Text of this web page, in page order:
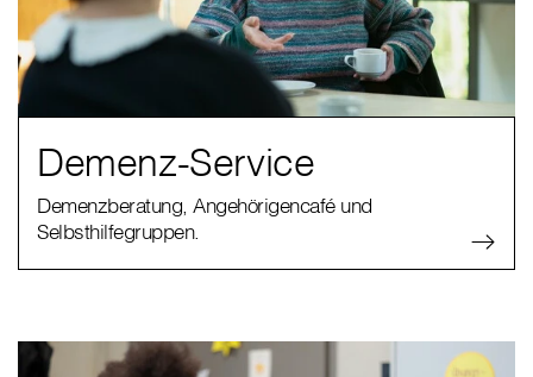
Demenz-Service
Demenzberatung, Angehörigencafé und
Selbsthilfegruppen.